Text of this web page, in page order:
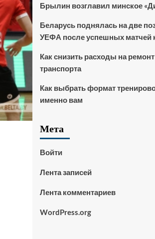
Брылин возглавил минское
Беларусь поднялась на две
УЕФА после успешных матчей
Как снизить расходы на
транспорта
Как выбрать формат
именно вам
Мета
Войти
Лента записей
Лента комментариев
WordPress.org